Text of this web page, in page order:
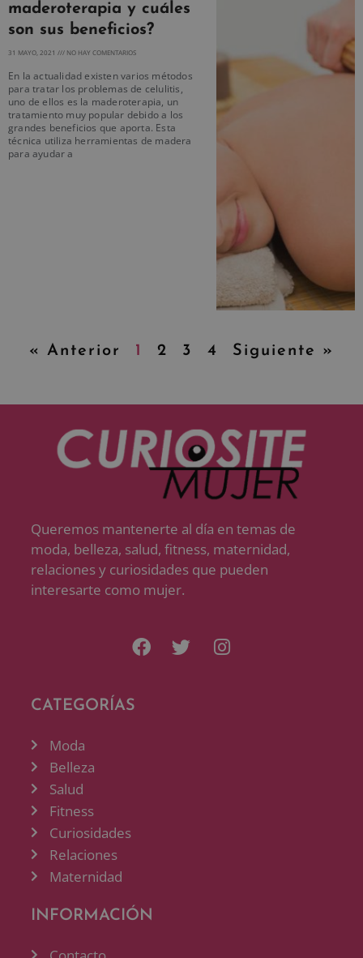
maderoterapia y cuáles
son sus beneficios?
31 MAYO, 2021 NO HAY COMENTARIOS
En la actualidad existen varios métodos
para tratar los problemas de celulitis,
uno de ellos es la maderoterapia, un
tratamiento muy popular debido a los
grandes beneficios que aporta. Esta
técnica utiliza herramientas de madera
para ayudar a
« Anterior 1 2 3 4 Siguiente »
Queremos mantenerte al día en temas de
moda, belleza, salud, fitness, maternidad,
relaciones y curiosidades que pueden
interesarte como mujer.
CATEGORÍAS
Moda
Belleza
Salud
Fitness
Curiosidades
Relaciones
Maternidad
INFORMACIÓN